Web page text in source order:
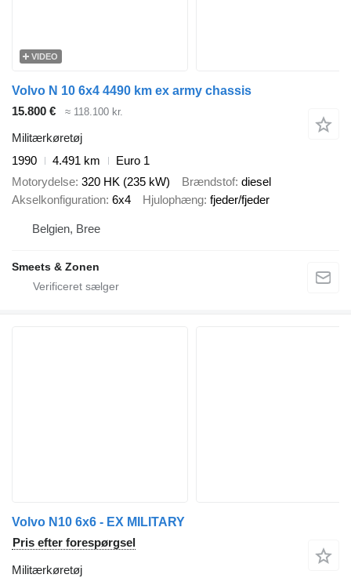
VIDEO
Volvo N 10 6x4 4490 km ex army chassis
15.800 €
≈ 118.100 kr.
Militærkøretøj
1990
4.491 km
Euro 1
Motorydelse 320 HK (235 kW) Brændstof diesel
Akselkonfiguration 6x4 Hjulophæng fjeder/fjeder
Belgien, Bree
Smeets & Zonen
Volvo N10 6x6 - EX MILITARY
Pris efter forespørgsel
Militærkøretøj